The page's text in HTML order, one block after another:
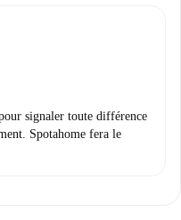
signalé.
signaler toute différence
Spotahome fera le